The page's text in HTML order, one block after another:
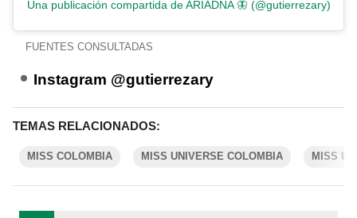
Una publicación compartida de ARIADNA 🦋 (@gutierrezary)
FUENTES CONSULTADAS
Instagram @gutierrezary
TEMAS RELACIONADOS:
MISS COLOMBIA MISS UNIVERSE COLOMBIA MISS